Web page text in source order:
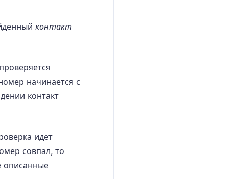
контакт
начинается с
контакт
идет
совпал, то
описанные